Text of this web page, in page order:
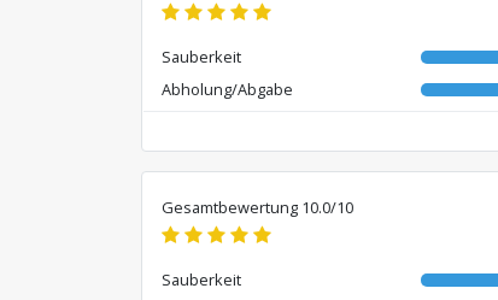
Sauberkeit
Abholung/Abgabe
Gesamtbewertung 10.0/10
Sauberkeit